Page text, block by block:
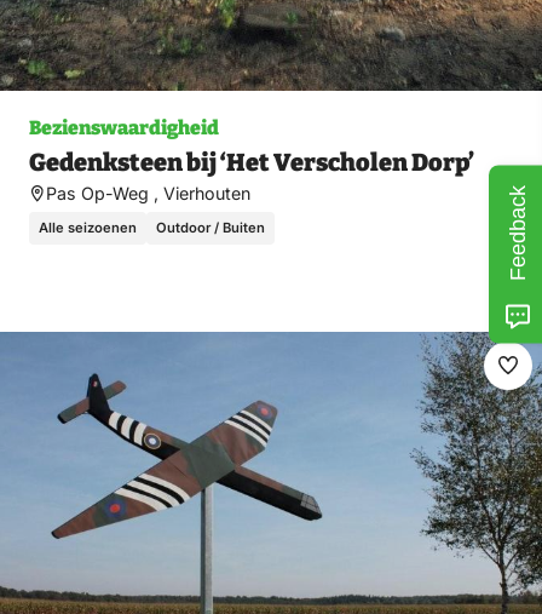
Bezienswaardigheid
Gedenksteen bij ‘Het Verscholen Dorp’
Pas Op-Weg , Vierhouten
Alle seizoenen Outdoor / Buiten Feedback